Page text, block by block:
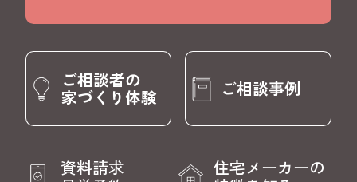
ご相談者の
家づくり体験 ご相談事例
資料請求 住宅メーカーの